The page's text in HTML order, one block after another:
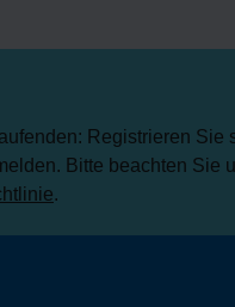
Registrieren Sie
Bitte beachten Sie
.